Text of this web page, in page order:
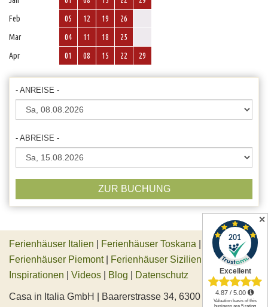
Feb
05 12 19
26
Mar
04 11 18
25
Apr
01 08 15 22 29
- ANREISE -
- ABREISE -
ZUR BUCHUNG
Ferienhäuser Italien Ferienhäuser Toskana
Ferienhäuser Piemont| Ferienhäuser Sizilien
Inspirationen
Videos Blog Datenschutz
Casa in Italia GmbH | Baarerstrasse 34, 6300 Zug,
✕